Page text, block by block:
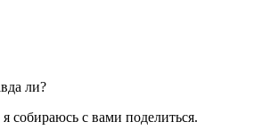
ли?
собираюсь с вами поделиться.